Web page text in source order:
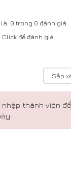
0 trong 0 đánh giá
Click để đánh giá
nhập thành viên